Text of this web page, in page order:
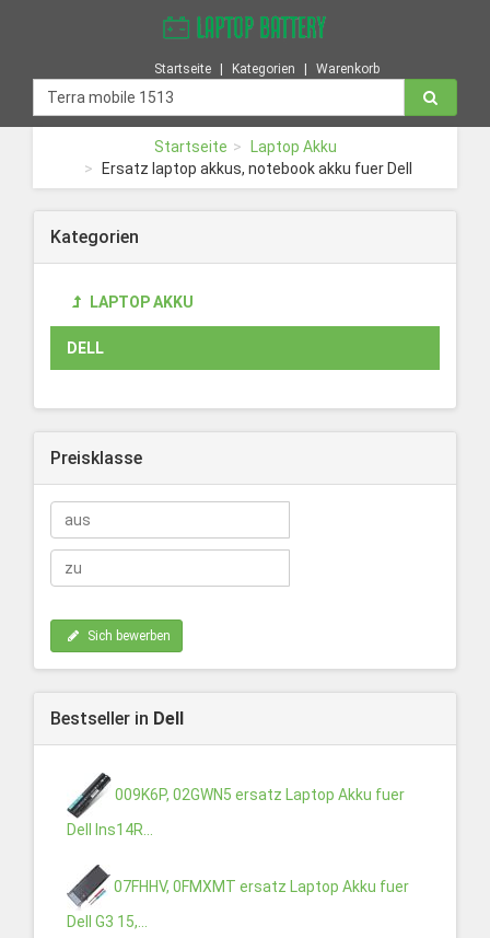
Startseite Kategorien Warenkorb
Startseite
Laptop Akku
Ersatz laptop akkus, notebook akku fuer Dell
Kategorien
LAPTOP AKKU
DELL
Preisklasse
Sich bewerben
Bestseller in Dell
009K6P, 02GWN5 ersatz Laptop Akku fuer
Dell Ins14R...
07FHHV, 0FMXMT ersatz Laptop Akku fuer
Dell G3 15,...